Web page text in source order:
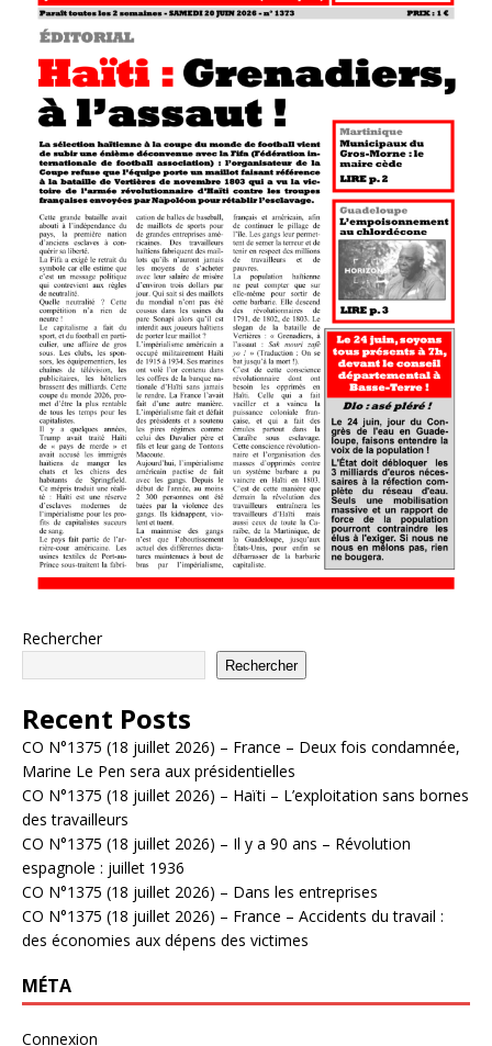
Rechercher
Rechercher
Recent Posts
CO N°1375 (18 juillet 2026) – France – Deux fois condamnée,
Marine Le Pen sera aux présidentielles
CO N°1375 (18 juillet 2026) – Haïti – L’exploitation sans bornes
des travailleurs
CO N°1375 (18 juillet 2026) – Il y a 90 ans – Révolution
espagnole : juillet 1936
CO N°1375 (18 juillet 2026) – Dans les entreprises
CO N°1375 (18 juillet 2026) – France – Accidents du travail :
des économies aux dépens des victimes
MÉTA
Connexion